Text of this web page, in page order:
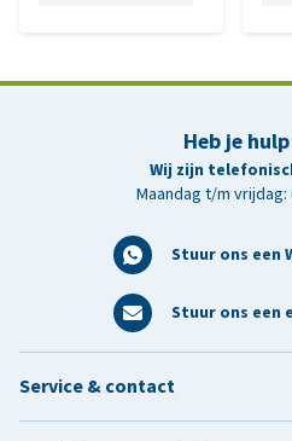
Heb je
Wij zijn
Maandag t/m vrijdag:
Stuur ons een
Stuur ons een
Service & contact